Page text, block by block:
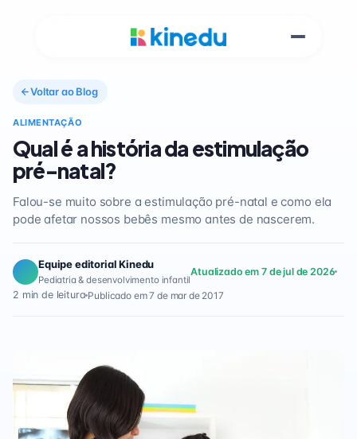
Voltar ao Blog
ALIMENTAÇÃO
Qual é a história da estimulação
pré-natal?
Falou-se muito sobre a estimulação pré-natal e como ela
pode afetar nossos bebês mesmo antes de nascerem.
Equipe editorial Kinedu
Pediatria & desenvolvimento infantil
Atualizado em 7 de jul de 2026
2 min de leitura Publicado em 7 de mar de 2017